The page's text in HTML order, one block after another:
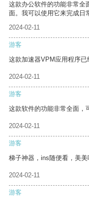
这款办公软件的功能非常全
面。我可以使用它来完成日
2024-02-11
游客
这款加速器VPM应用程序已
2024-02-11
游客
这款软件的功能非常全面，
2024-02-11
游客
梯子神器，ins随便看，美美
2024-02-11
游客